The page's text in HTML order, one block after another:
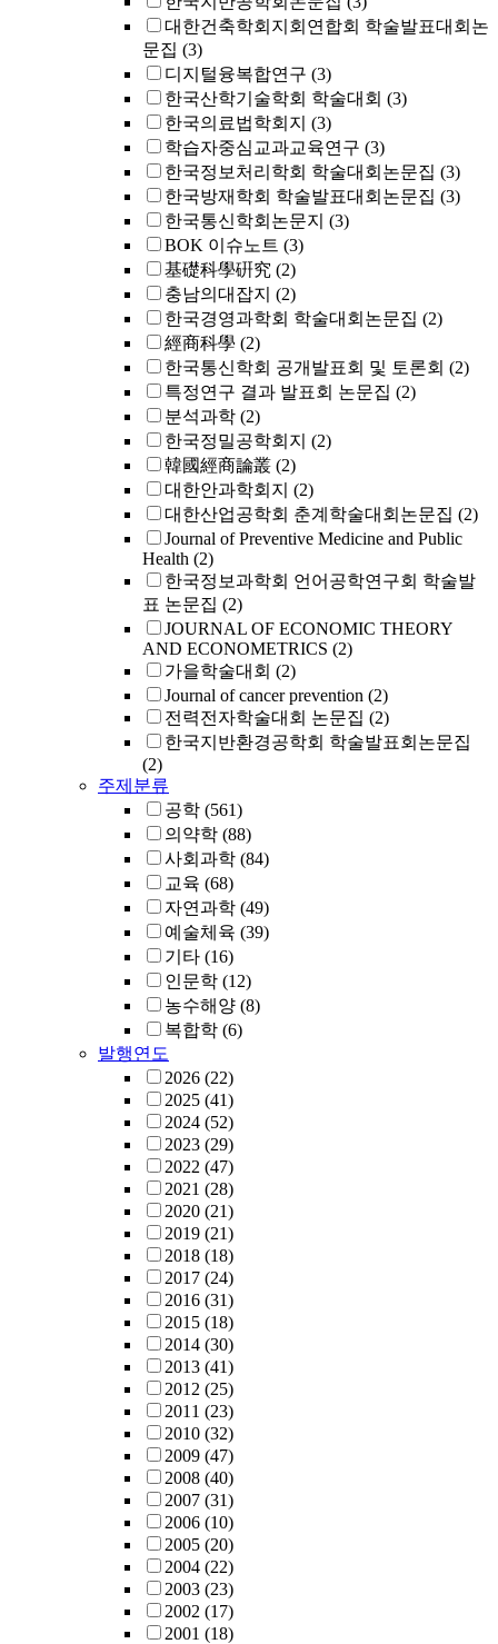
대한건축학회지회연합회 학술발표대회논
문집 (3)
디지털융복합연구 (3)
한국산학기술학회 학술대회 (3)
한국의료법학회지 (3)
학습자중심교과교육연구 (3)
한국정보처리학회 학술대회논문집 (3)
한국방재학회 학술발표대회논문집 (3)
한국통신학회논문지 (3)
BOK 이슈노트 (3)
基礎科學硏究 (2)
충남의대잡지 (2)
한국경영과학회 학술대회논문집 (2)
經商科學 (2)
한국통신학회 공개발표회 및 토론회 (2)
특정연구 결과 발표회 논문집 (2)
분석과학 (2)
한국정밀공학회지 (2)
韓國經商論叢 (2)
대한안과학회지 (2)
대한산업공학회 춘계학술대회논문집 (2)
Journal of Preventive Medicine and Public
Health (2)
한국정보과학회 언어공학연구회 학술발
표 논문집 (2)
JOURNAL OF ECONOMIC THEORY
AND ECONOMETRICS (2)
가을학술대회 (2)
Journal of cancer prevention (2)
전력전자학술대회 논문집 (2)
한국지반환경공학회 학술발표회논문집
(2)
주제분류
공학 (561)
의약학 (88)
사회과학 (84)
교육 (68)
자연과학 (49)
예술체육 (39)
기타 (16)
인문학 (12)
농수해양 (8)
복합학 (6)
발행연도
2026 (22)
2025 (41)
2024 (52)
2023 (29)
2022 (47)
2021 (28)
2020 (21)
2019 (21)
2018 (18)
2017 (24)
2016 (31)
2015 (18)
2014 (30)
2013 (41)
2012 (25)
2011 (23)
2010 (32)
2009 (47)
2008 (40)
2007 (31)
2006 (10)
2005 (20)
2004 (22)
2003 (23)
2002 (17)
2001 (18)